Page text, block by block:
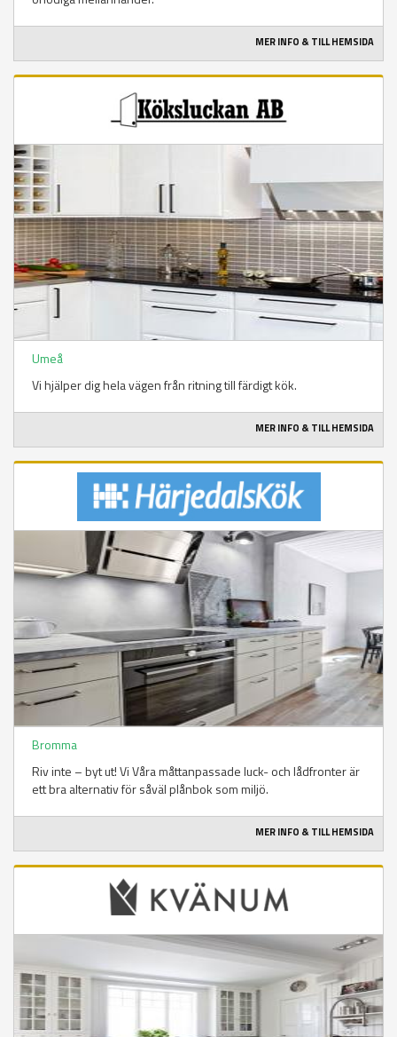
MER INFO & TILL HEMSIDA
Umeå
Vi hjälper dig hela vägen från ritning till färdigt kök.
MER INFO & TILL HEMSIDA
Bromma
Riv inte – byt ut! Vi Våra måttanpassade luck- och lådfronter är
ett bra alternativ för såväl plånbok som miljö.
MER INFO & TILL HEMSIDA